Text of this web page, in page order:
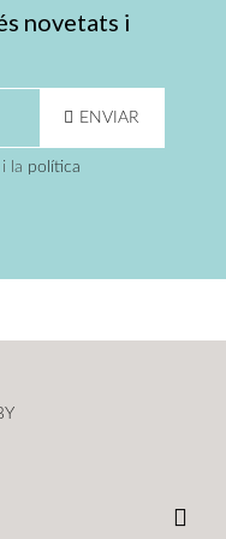
novetats i
ENVIAR
la política
